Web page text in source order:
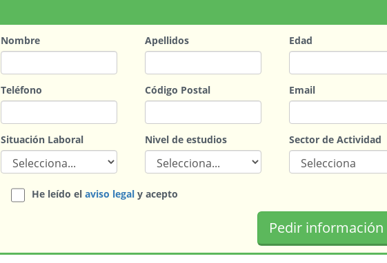
Nombre Apellidos Edad
Teléfono Código Postal Email
Situación Laboral Nivel de estudios Sector de Actividad
He leído elaviso legal y acepto